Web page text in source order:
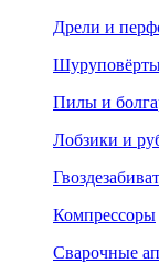
Дрели и
Пилы и
Лобзики и
Компрессоры
Сварочные